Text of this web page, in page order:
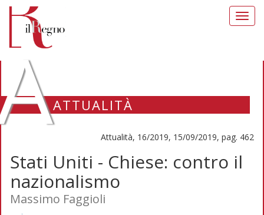
ATTUALITÀ
Attualità, 16/2019, 15/09/2019, pag. 462
Stati Uniti - Chiese: contro il
nazionalismo
Massimo Faggioli